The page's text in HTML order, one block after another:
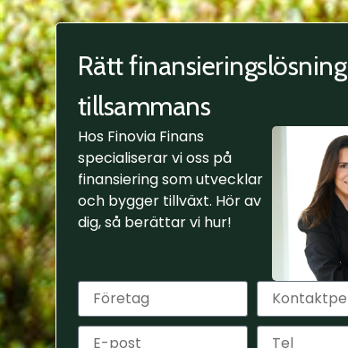
Rätt finansieringslösning
tillsammans
Hos Finovia Finans
specialiserar vi oss på
finansiering som utvecklar
och bygger tillväxt. Hör av
dig, så berättar vi hur!